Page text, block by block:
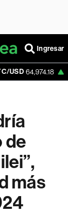
Ingresar
+0.90%
de
más